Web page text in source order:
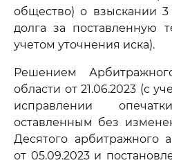
общество) о взыскании
долга за поставленную
учетом уточнения иска).
Решением
области от 21.06.2023 (с
исправлении
оставленным без
Десятого арбитражного
от 05.09.2023 и